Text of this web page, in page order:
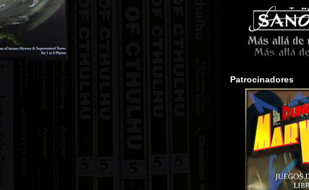
Patrocinadores